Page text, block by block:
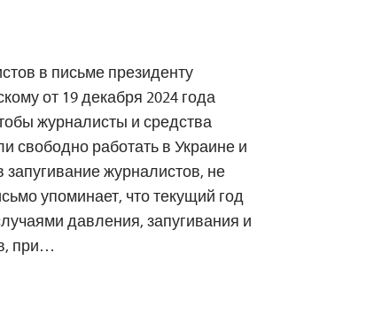
в письме президенту
от 19 декабря 2024 года
журналисты и средства
свободно работать в Украине и
журналистов, не
упоминает, что текущий год
давления, запугивания и
при…